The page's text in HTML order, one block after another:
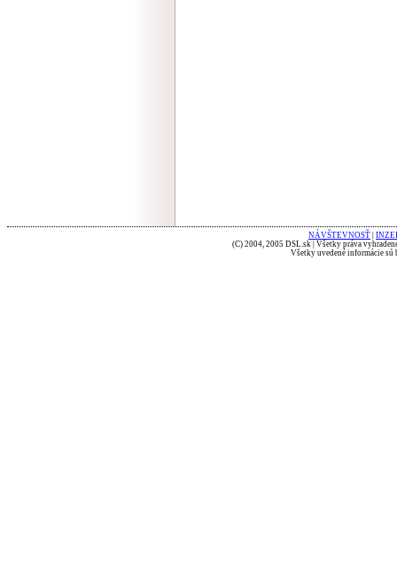
NÁVŠTEVNOSŤ
(C) 2004, 2005 DSL.sk | Všetky práva
Všetky uvedené informácie sú